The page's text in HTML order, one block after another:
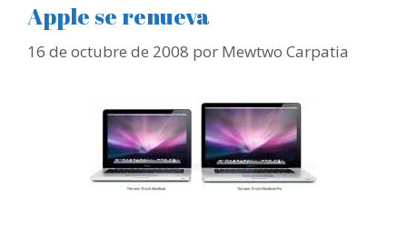
Apple se renueva
16 de octubre de 2008 por Mewtwo Carpatia